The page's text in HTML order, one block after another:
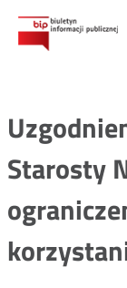
Starosty